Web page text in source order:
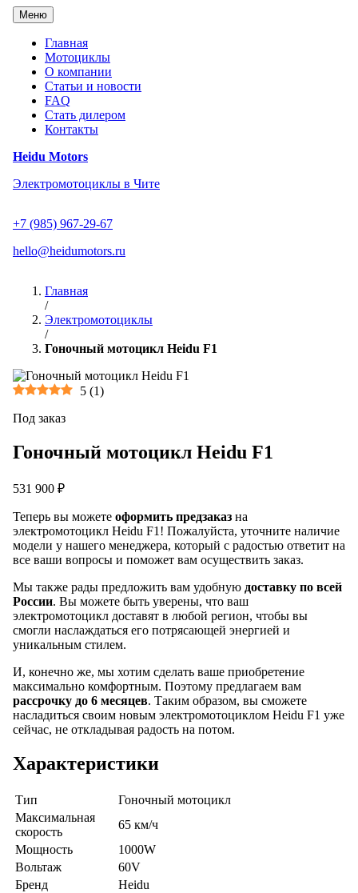
Перейти
содержанию
Heidu Motors
Электромотоциклы в Чите
+7 (985) 967-29-67
hello@heidumotors.ru
Меню
Главная
Мотоциклы
О компании
Статьи и новости
FAQ
Стать дилером
Контакты
Главная
/
Электромотоциклы
/
Гоночный мотоцикл Heidu F1
5 (1)
Под заказ
Гоночный мотоцикл Heidu F1
531 900 ₽
Теперь вы можете оформить предзаказ на
электромотоцикл Heidu F1! Пожалуйста, уточните наличие
модели у нашего менеджера, который с радостью ответит на
все ваши вопросы и поможет вам осуществить заказ.
Мы также рады предложить вам удобную доставку по всей
России. Вы можете быть уверены, что ваш
электромотоцикл доставят в любой регион, чтобы вы
смогли наслаждаться его потрясающей энергией и
уникальным стилем.
И, конечно же, мы хотим сделать ваше приобретение
максимально комфортным. Поэтому предлагаем вам
рассрочку до 6 месяцев. Таким образом, вы сможете
насладиться своим новым электромотоциклом Heidu F1 уже
сейчас, не откладывая радость на потом.
Характеристики
Тип
Гоночный мотоцикл
Максимальная
скорость
65 км/ч
Мощность
1000W
Вольтаж
60V
Бренд
Heidu